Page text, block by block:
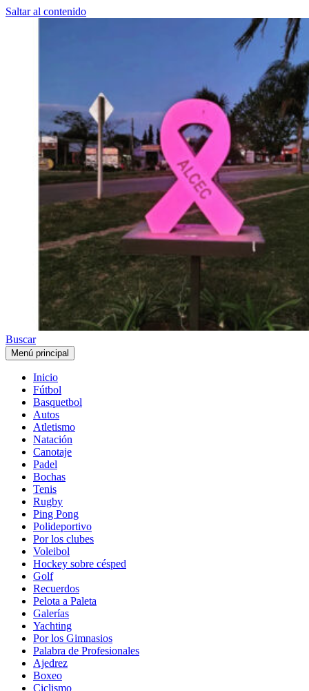
Saltar al contenido
Buscar
Menú principal
Inicio
Fútbol
Basquetbol
Autos
Atletismo
Natación
Canotaje
Padel
Bochas
Tenis
Rugby
Ping Pong
Polideportivo
Por los clubes
Voleibol
Hockey sobre césped
Golf
Recuerdos
Pelota a Paleta
Galerías
Yachting
Por los Gimnasios
Palabra de Profesionales
Ajedrez
Boxeo
Ciclismo